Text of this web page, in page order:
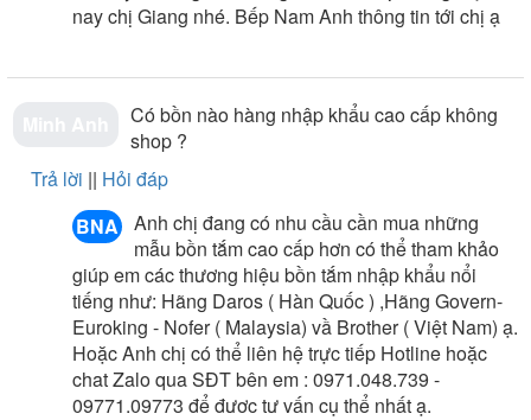
-Cách chọn mua bồn tắm nằm chuẩn nhất
Địa chỉ cửa hàng bán bồn tắm nên mua
nay chị Giang nhé. Bếp Nam Anh thông tin tới chị ạ
Có bồn nào hàng nhập khẩu cao cấp không
shop ?
Trả lời || Hỏi đáp
BNA
Anh chị đang có nhu cầu cần mua những
mẫu bồn tắm cao cấp hơn có thể tham khảo
giúp em các thương hiệu bồn tắm nhập khẩu nổi
tiếng như: Hãng Daros ( Hàn Quốc ) ,Hãng Govern-
Euroking - Nofer ( Malaysia) vầ Brother ( Việt Nam) ạ.
Hoặc Anh chị có thể liên hệ trực tiếp Hotline hoặc
chat Zalo qua SĐT bên em : 0971.048.739 -
09771.09773 để đươc tư vấn cụ thể nhất ạ.